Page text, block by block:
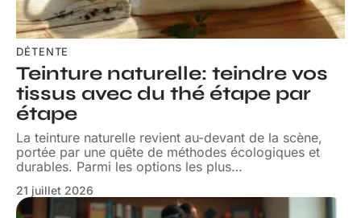
DÉTENTE
Teinture naturelle: teindre vos
tissus avec du thé étape par
étape
La teinture naturelle revient au-devant de la scène,
portée par une quête de méthodes écologiques et
durables. Parmi les options les plus…
21 juillet 2026